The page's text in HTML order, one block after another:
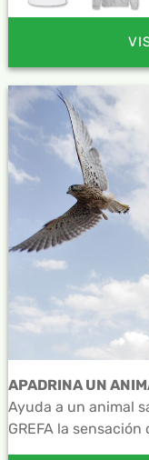
APADRINA UN
Ayuda a un animal
GREFA la